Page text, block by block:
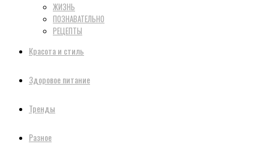
ЖИЗНЬ
ПОЗНАВАТЕЛЬНО
РЕЦЕПТЫ
Красота и стиль
Здоровое питание
Тренды
Разное